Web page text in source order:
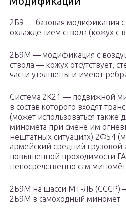
2Б9 — базовая модификация
охлаждением ствола (кожух с
2Б9М — модификация с
ствола — кожух отсутствует,
части утолщены и имеют
Система 2К21 — подвижной
в состав которого входят
(может использоваться также
миномёта при смене им
нештатных ситуациях) 2Ф54
армейский средний грузовой
повышенной проходимости
непосредственно сам миномёт
2Б9М на шасси МТ-ЛБ (СССР) —
2Б9М в самоходный миномёт